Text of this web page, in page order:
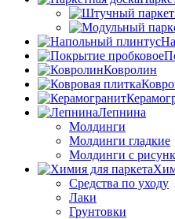
Ковролин
Лепнина
Молдинги
Молдинги гладкие
Молдинги с
Средства по уходу
Лаки
Грунтовки